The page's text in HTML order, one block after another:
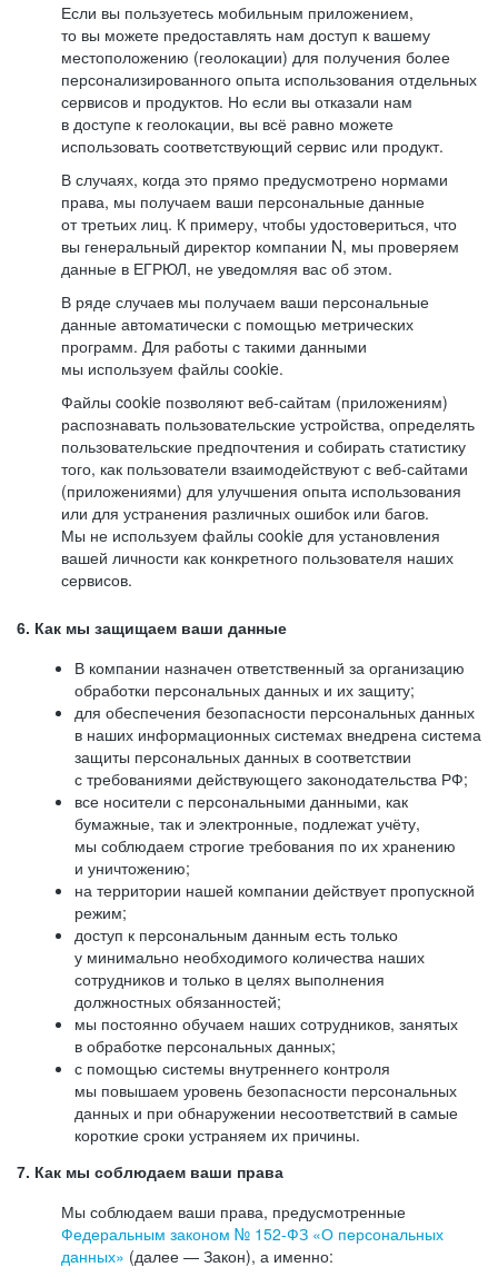
Если вы пользуетесь мобильным приложением,
то вы можете предоставлять нам доступ к вашему
местоположению (геолокации) для получения более
персонализированного опыта использования отдельных
сервисов и продуктов. Но если вы отказали нам
в доступе к геолокации, вы всё равно можете
использовать соответствующий сервис или продукт.
В случаях, когда это прямо предусмотрено нормами
права, мы получаем ваши персональные данные
от третьих лиц. К примеру, чтобы удостовериться, что
вы генеральный директор компании N, мы проверяем
данные в ЕГРЮЛ, не уведомляя вас об этом.
В ряде случаев мы получаем ваши персональные
данные автоматически с помощью метрических
программ. Для работы с такими данными
мы используем файлы cookie.
Файлы cookie позволяют веб-сайтам (приложениям)
распознавать пользовательские устройства, определять
пользовательские предпочтения и собирать статистику
того, как пользователи взаимодействуют с веб-сайтами
(приложениями) для улучшения опыта использования
или для устранения различных ошибок или багов.
Мы не используем файлы cookie для установления
вашей личности как конкретного пользователя наших
сервисов.
6. Как мы защищаем ваши данные
В компании назначен ответственный за организацию
обработки персональных данных и их защиту;
для обеспечения безопасности персональных данных
в наших информационных системах внедрена система
защиты персональных данных в соответствии
с требованиями действующего законодательства РФ;
все носители с персональными данными, как
бумажные, так и электронные, подлежат учёту,
мы соблюдаем строгие требования по их хранению
и уничтожению;
на территории нашей компании действует пропускной
режим;
доступ к персональным данным есть только
у минимально необходимого количества наших
сотрудников и только в целях выполнения
должностных обязанностей;
мы постоянно обучаем наших сотрудников, занятых
в обработке персональных данных;
с помощью системы внутреннего контроля
мы повышаем уровень безопасности персональных
данных и при обнаружении несоответствий в самые
короткие сроки устраняем их причины.
7. Как мы соблюдаем ваши права
Мы соблюдаем ваши права, предусмотренные
Федеральным законом № 152-ФЗ «О персональных
данных» (далее — Закон), а именно: